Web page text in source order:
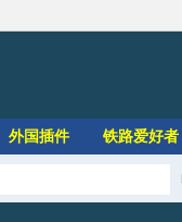
外国插件 铁路爱好者